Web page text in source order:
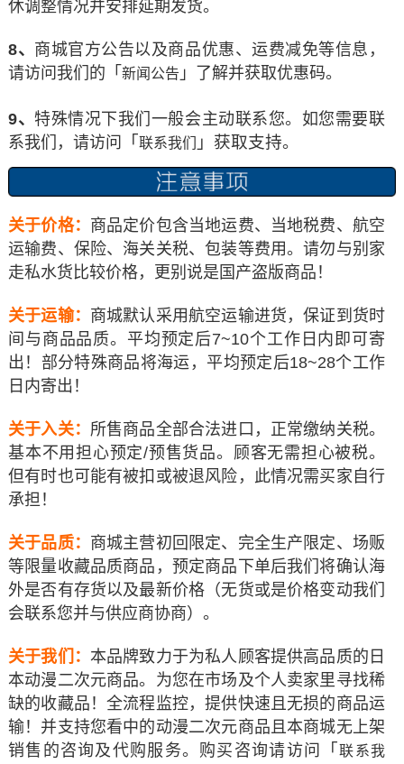
休调整情况并安排延期发货。
8、 商城官方公告以及商品优惠、运费减免等信息，
请访问我们的「 新闻公告 」了解并获取优惠码。
9、特殊情况下我们一般会主动联系您。如您需要联
系我们，请访问
「 联系我们 」获取支持。
关于价格： 商品定价包含当地运费、当地税费、航空
运输费、保险、海关关税、包装等费用。请勿与别家
走私水货比较价格，更别说是国产盗版商品！
关于运输： 商城默认采用航空运输进货，保证到货时
间与商品品质。平均预定后7~10个工作日内即可寄
出！部分特殊商品将海运，平均预定后18~28个工作
日内寄出！
关于入关： 所售商品全部合法进口，正常缴纳关税。
基本不用担心预定/预售货品。顾客无需担心被税。
但有时也可能有被扣或被退风险，此情况需买家自行
承担！
关于品质： 商城主营初回限定、完全生产限定、场贩
等限量收藏品质商品，预定商品下单后我们将确认海
外是否有存货以及最新价格（无货或是价格变动我们
会联系您并与供应商协商）。
关于我们： 本品牌致力于为私人顾客提供高品质的日
本动漫二次元商品。为您在市场及个人卖家里寻找稀
缺的收藏品！全流程监控，提供快速且无损的商品运
输！并支持您看中的动漫二次元商品 且本商城无上架
销售的咨询及代购服务。购买咨询请访问 「联系我